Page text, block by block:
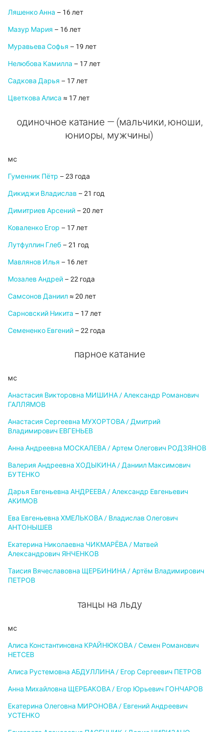
Ляшенко Анна – 16 лет
Мазур Мария – 16 лет
Муравьева Софья – 19 лет
Нелюбова Камилла – 17 лет
Садкова Дарья – 17 лет
Цветкова Алиса ≈ 17 лет
одиночное катание — (мальчики, юноши,
юниоры, мужчины)
мс
Гуменник Пётр – 23 года
Дикиджи Владислав – 21 год
Димитриев Арсений – 20 лет
Коваленко Егор – 17 лет
Лутфуллин Глеб – 21 год
Мавлянов Илья – 16 лет
Мозалев Андрей – 22 года
Самсонов Даниил ≈ 20 лет
Сарновский Никита – 17 лет
Семененко Евгений – 22 года
парное катание
мс
Анастасия Викторовна МИШИНА / Александр Романович
ГАЛЛЯМОВ
Анастасия Сергеевна МУХОРТОВА / Дмитрий
Владимирович ЕВГЕНЬЕВ
Анна Андреевна МОСКАЛЕВА / Артем Олегович РОДЗЯНОВ
Валерия Андреевна ХОДЫКИНА / Даниил Максимович
БУТЕНКО
Дарья Евгеньевна АНДРЕЕВА / Александр Евгеньевич
АКИМОВ
Ева Евгеньевна ХМЕЛЬКОВА / Владислав Олегович
АНТОНЫШЕВ
Екатерина Николаевна ЧИКМАРЁВА / Матвей
Александрович ЯНЧЕНКОВ
Таисия Вячеславовна ЩЕРБИНИНА / Артём Владимирович
ПЕТРОВ
танцы на льду
мс
Алиса Константиновна КРАЙНЮКОВА / Семен Романович
НЕТСЕВ
Алиса Рустемовна АБДУЛЛИНА / Егор Сергеевич ПЕТРОВ
Анна Михайловна ЩЕРБАКОВА / Егор Юрьевич ГОНЧАРОВ
Екатерина Олеговна МИРОНОВА / Евгений Андреевич
УСТЕНКО